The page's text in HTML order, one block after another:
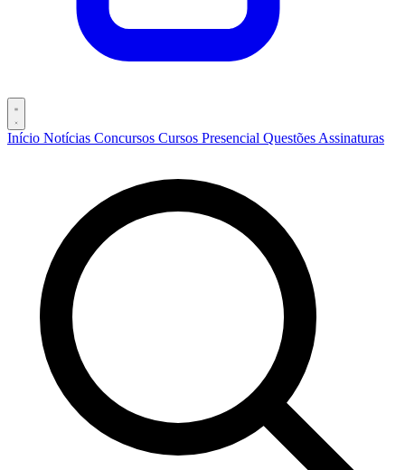
Início Notícias Concursos Cursos Presencial Questões Assinaturas